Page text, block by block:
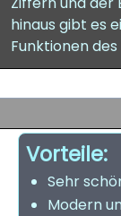
hinaus gibt es
Funktionen
Vorteile:
Sehr
Modern